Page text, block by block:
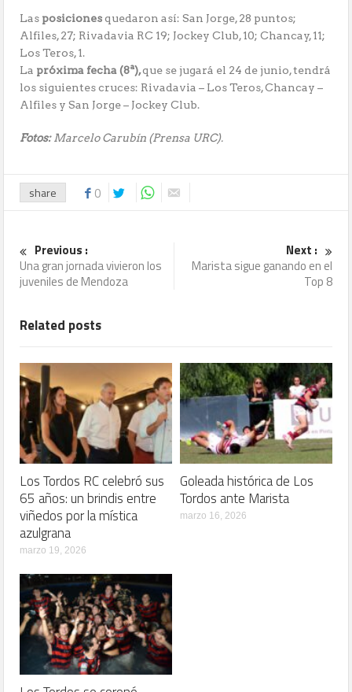
Las posicionesquedaron así: San Jorge, 28 puntos;
Alfiles, 27; Rivadavia RC 19; Jockey Club, 10; Chancay, 11;
Los Teros, 1.
La próxima fecha (8ª),que se jugará el 24 de junio, tendrá
los siguientes cruces: Rivadavia – Los Teros, Chancay –
Alfiles y San Jorge – Jockey Club.
Fotos:Marcelo Carubín (Prensa URC).
share 0
Previous :
Una gran jornada vivieron los
juveniles de Mendoza
Next :
Marista sigue ganando en el
Top 8
Related posts
Los Tordos RC celebró sus
65 años: un brindis entre
viñedos por la mística
azulgrana
marzo 19, 2026
Goleada histórica de Los
Tordos ante Marista
marzo 16, 2026